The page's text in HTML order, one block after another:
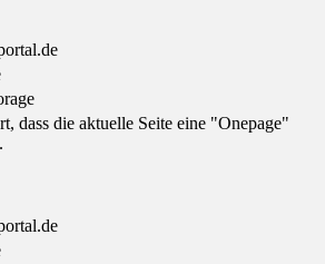
dass die aktuelle Seite eine "Onepage"